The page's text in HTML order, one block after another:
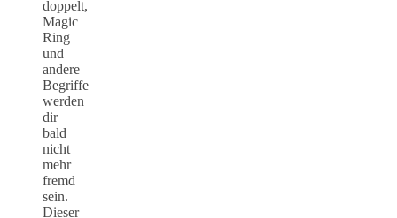
doppelt,
Magic
Ring
und
andere
Begriffe
werden
dir
bald
nicht
mehr
fremd
sein.
Dieser